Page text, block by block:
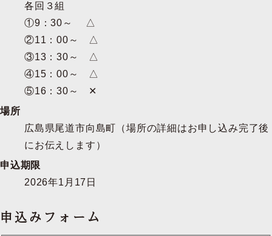
各回３組
①9：30～ △
②11：00～ △
③13：30～ △
④15：00～ △
⑤16：30～ ✕
場所
広島県尾道市向島町（場所の詳細はお申し込み完了後
にお伝えします）
申込期限
2026年1月17日
申込みフォーム